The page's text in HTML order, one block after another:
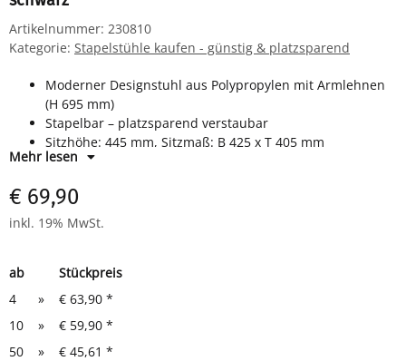
Artikelnummer: 230810
Kategorie: Stapelstühle kaufen - günstig & platzsparend
Moderner Designstuhl aus Polypropylen mit Armlehnen
(H 695 mm)
Stapelbar – platzsparend verstaubar
Sitzhöhe: 445 mm, Sitzmaß: B 425 x T 405 mm
Gesamtmaß: H 750 x B 500 x T 460 mm
Ideal für Kantine, Küche, Büro, Gastronomie und Outdoor
Mehr lesen
€ 69,90
inkl. 19% MwSt.
ab
Stückpreis
4
» € 63,90 *
10
» € 59,90 *
50
» € 45,61 *